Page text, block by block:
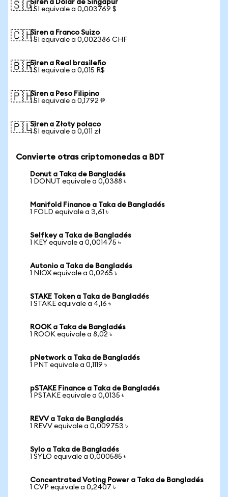
🇸🇬Siren a Dólar de Singapur
1 SI equivale a 0,003769 $
🇨🇭Siren a Franco Suizo
1 SI equivale a 0,002386 CHF
🇧🇷Siren a Real brasileño
1 SI equivale a 0,015 R$
🇵🇭Siren a Peso Filipino
1 SI equivale a 0,1792 ₱
🇵🇱Siren a Złoty polaco
1 SI equivale a 0,011 zł
Convierte otras criptomonedas a BDT
Donut a Taka de Bangladés
1 DONUT equivale a 0,0388 ৳
Manifold Finance a Taka de Bangladés
1 FOLD equivale a 3,61 ৳
Selfkey a Taka de Bangladés
1 KEY equivale a 0,001475 ৳
Autonio a Taka de Bangladés
1 NIOX equivale a 0,0265 ৳
STAKE Token a Taka de Bangladés
1 STAKE equivale a 4,16 ৳
ROOK a Taka de Bangladés
1 ROOK equivale a 8,02 ৳
pNetwork a Taka de Bangladés
1 PNT equivale a 0,1119 ৳
pSTAKE Finance a Taka de Bangladés
1 PSTAKE equivale a 0,0135 ৳
REVV a Taka de Bangladés
1 REVV equivale a 0,009753 ৳
Sylo a Taka de Bangladés
1 SYLO equivale a 0,000585 ৳
Concentrated Voting Power a Taka de Bangladés
1 CVP equivale a 0,2407 ৳